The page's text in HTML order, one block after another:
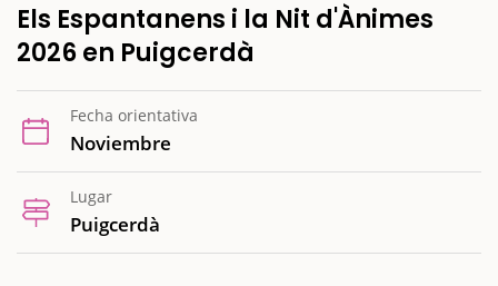
Els Espantanens i la Nit d'Ànimes
2026 en Puigcerdà
Fecha orientativa
Noviembre
Lugar
Puigcerdà